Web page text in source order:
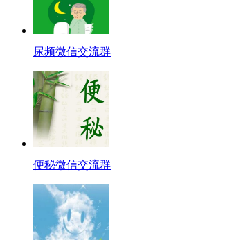
尿频微信交流群
便秘微信交流群